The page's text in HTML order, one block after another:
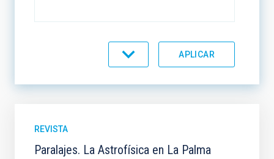
REVISTA
Paralajes. La Astrofísica en La Palma